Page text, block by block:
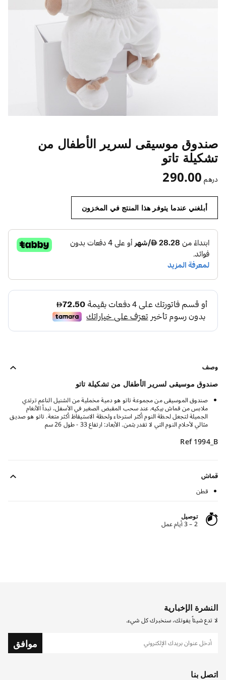
صندوق موسيقى لسرير الأطفال من
تشكيلة تاتو
درهم290.00
أبلغني عندما يتوفر هذا المنتج في المخزون
وصف
صندوق موسيقى لسرير الأطفال من تشكيلة تاتو
صندوق الموسيقى من مجموعة تاتو هو دمية مخملية من الشنيل الناعم ترتدي
ملابس من قماش بيكيه. عند سحب المقبض الصغير في الأسفل، تبدأ الأنغام
الجميلة لتجعل لحظة النوم أكثر استرخاء ولحظة الاستيقاظ أكثر متعة. تاتو هو صديق
مثالي لأحلام النوم التي لا تقدر بثمن. الأبعاد: ارتفاع 33 - طول 26 سم
Ref 1994_B
قماش
قطن
توصيل
2 – 3 أيام عمل
النشرة الإخبارية
لا تدع شيئاً يفوتك، سنخبرك كل شيء.
موافق
اتصل بنا